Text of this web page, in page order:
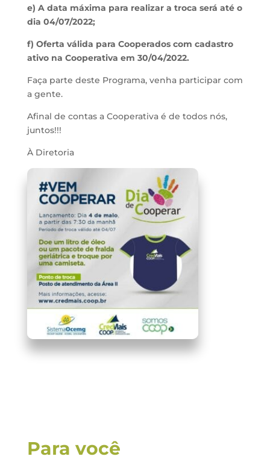
e) A data máxima para realizar a troca será até o
dia 04/07/2022;
f) Oferta válida para Cooperados com cadastro
ativo na Cooperativa em 30/04/2022.
Faça parte deste Programa, venha participar com
a gente.
Afinal de contas a Cooperativa é de todos nós,
juntos!!!
À Diretoria
Para você